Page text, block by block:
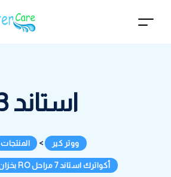
استاند 3
ووتر كير > المنتجات
أكواترك استاند 7 مراحل RO بخزان